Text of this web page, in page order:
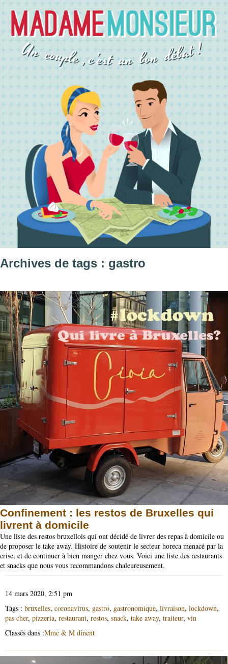
Archives de tags : gastro
Confinement : les restos de Bruxelles qui
livrent à domicile
Une liste des restos bruxellois qui ont décidé de livrer des repas à domicile ou
de proposer le take away. Histoire de soutenir le secteur horeca menacé par la
crise, et de continuer à bien manger chez vous. Voici une liste des restaurants
et snacks que nous vous recommandons chaleureusement.
14 mars 2020, 2:51 pm
Tags : bruxelles, coronavirus, gastro, gastronomique, livraison, lockdown,
pas cher, pizzeria, restaurant, restos, snack, take away, traiteur, vin
Classés dans :Mme & M dînent